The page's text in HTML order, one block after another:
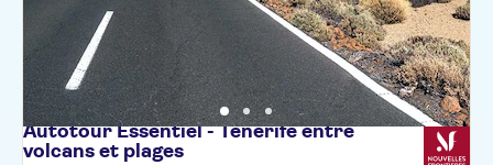
Autotour Essentiel - Tenerife entre
volcans et plages